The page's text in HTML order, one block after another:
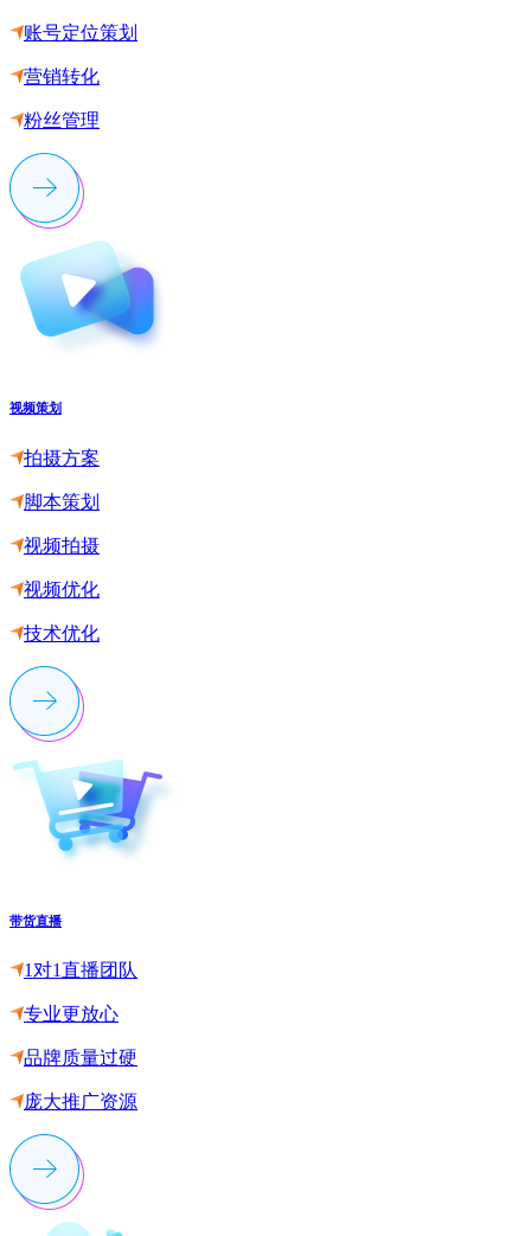
账号定位策划
营销转化
粉丝管理
视频策划
拍摄方案
脚本策划
视频拍摄
视频优化
技术优化
带货直播
1对1直播团队
专业更放心
品牌质量过硬
庞大推广资源